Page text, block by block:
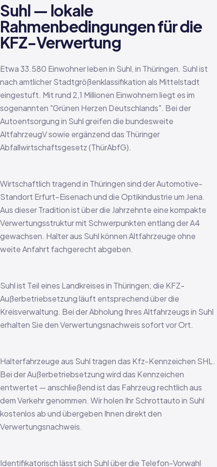
Suhl — lokale
Rahmenbedingungen für die
KFZ-Verwertung
Etwa 33.580 Einwohner leben in Suhl, in Thüringen. Suhl ist
nach amtlicher Stadtgrößenklassifikation als Mittelstadt
eingestuft. Mit rund 2,1 Millionen Einwohnern liegt es im
sogenannten "Grünen Herzen Deutschlands". Bei der
Autoentsorgung in Suhl greifen die bundesweite
AltfahrzeugV sowie ergänzend das Thüringer
Abfallwirtschaftsgesetz (ThürAbfG).
Wirtschaftlich tragend in Thüringen sind der Automotive-
Standort Erfurt–Eisenach und die Optikindustrie um Jena.
Aus dieser Tradition ist über die Jahrzehnte eine kompakte
Verwertungsstruktur mit Schwerpunkten entlang der A4
gewachsen. Halter aus Suhl können Altfahrzeuge ohne
weite Anfahrt fachgerecht abgeben.
Suhl ist Teil eines Landkreises in Thüringen; die KFZ-
Außerbetriebsetzung läuft entsprechend über die
Kreisverwaltung. Bei der Abholung Ihres Altfahrzeugs in Suhl
erhalten Sie den Verwertungsnachweis sofort vor Ort.
Halterfahrzeuge aus Suhl tragen das Kfz-Kennzeichen SHL.
Bei der Außerbetriebsetzung wird das Kennzeichen
entwertet — anschließend ist das Fahrzeug rechtlich aus
dem Verkehr genommen. Wir holen Ihr Schrottauto in Suhl
kostenlos ab und übergeben Ihnen direkt den
Verwertungsnachweis.
Identifikatorisch lässt sich Suhl über die Telefon-Vorwahl